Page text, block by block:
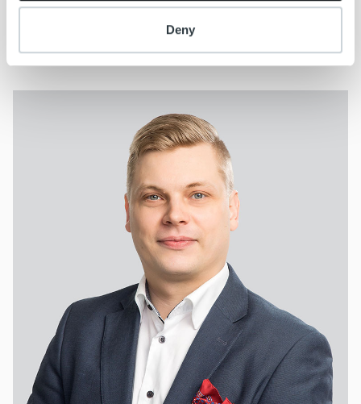
Deny
kehittämiseen keskittymistä.www.ekokymppi.fi
Lisätietoja: